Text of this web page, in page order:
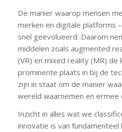
De manier waarop mensen
merken en digitale platforms
snel geëvolueerd. Daarom
middelen zoals augmented
(VR) en mixed reality (MR) de
prominente plaats in bij de
zijn in staat om de manier
wereld waarnemen en ermee
Inzicht in alles wat we
innovatie is van